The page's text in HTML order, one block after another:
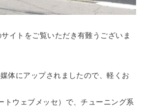
イトをご覧いただき有難うございま
体にアップされましたので、軽くお
トウェブメッセ）で、チューニング系